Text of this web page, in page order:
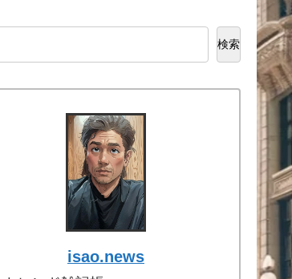
検索
isao.news